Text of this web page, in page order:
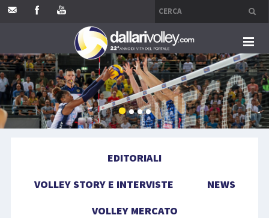
HOME
EDITORIALI
VOLLEY MERCATO
EDITORIALI
VOLLEY STORY E INTERVISTE
NEWS
VOLLEY MERCATO